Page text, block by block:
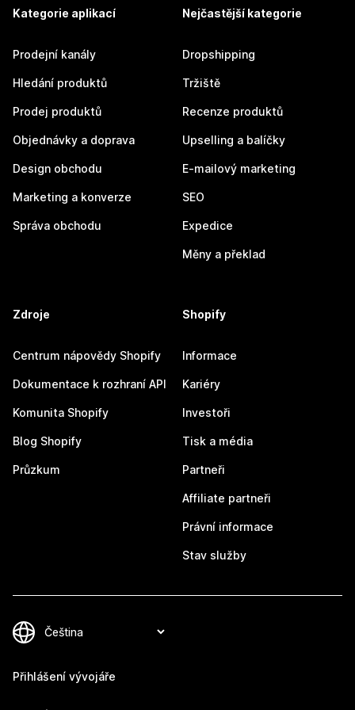
Kategorie aplikací
Prodejní kanály
Hledání produktů
Prodej produktů
Objednávky a doprava
Design obchodu
Marketing a konverze
Správa obchodu
Nejčastější kategorie
Dropshipping
Tržiště
Recenze produktů
Upselling a balíčky
E-mailový marketing
SEO
Expedice
Měny a překlad
Zdroje
Centrum nápovědy Shopify
Dokumentace k rozhraní API
Komunita Shopify
Blog Shopify
Průzkum
Shopify
Informace
Kariéry
Investoři
Tisk a média
Partneři
Affiliate partneři
Právní informace
Stav služby
Přihlášení vývojáře